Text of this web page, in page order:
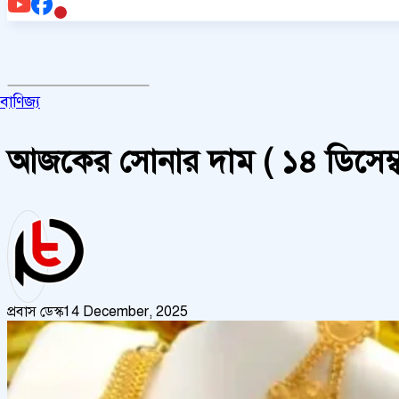
বাণিজ্য
আজকের সোনার দাম ( ১৪
প্রবাস ডেস্ক14 December, 2025